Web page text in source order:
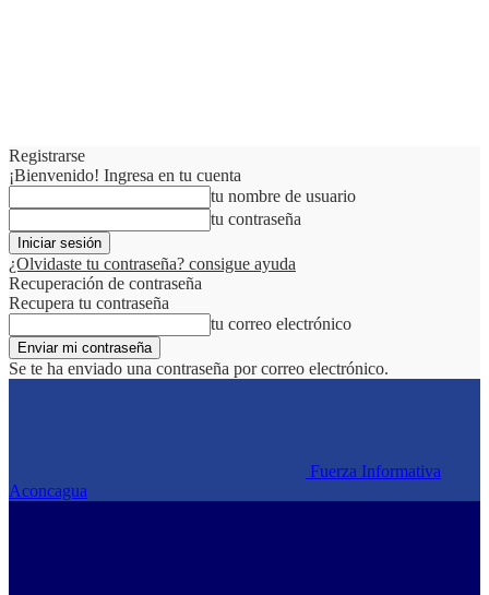
Registrarse
¡Bienvenido! Ingresa en tu cuenta
tu nombre de usuario
tu contraseña
¿Olvidaste tu contraseña? consigue ayuda
Recuperación de contraseña
Recupera tu contraseña
tu correo electrónico
Se te ha enviado una contraseña por correo electrónico.
Fuerza Informativa
Aconcagua